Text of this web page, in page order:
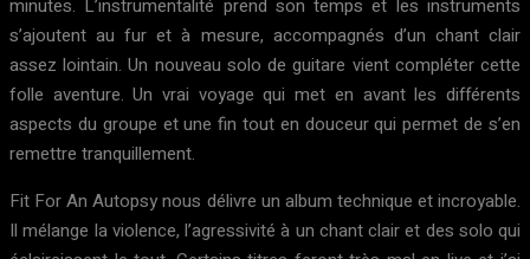
minutes. L’instrumentalité prend son temps et les instruments
s’ajoutent au fur et à mesure, accompagnés d’un chant clair
assez lointain. Un nouveau solo de guitare vient compléter cette
folle aventure. Un vrai voyage qui met en avant les différents
aspects du groupe et une fin tout en douceur qui permet de s’en
remettre tranquillement.
Fit For An Autopsy nous délivre un album technique et incroyable.
Il mélange la violence, l’agressivité à un chant clair et des solo qui